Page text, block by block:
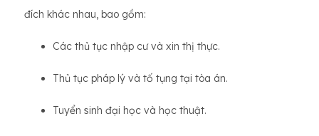
đích khác nhau, bao gồm:
Các thủ tục nhập cư và xin thị thực.
Thủ tục pháp lý và tố tụng tại tòa án.
Tuyển sinh đại học và học thuật.